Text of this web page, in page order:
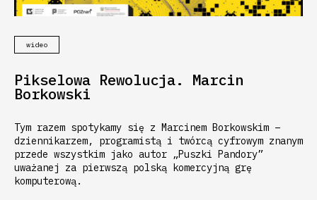
wideo
Pikselowa Rewolucja. Marcin
Borkowski
Tym razem spotykamy się z Marcinem Borkowskim –
dziennikarzem, programistą i twórcą cyfrowym znanym
przede wszystkim jako autor „Puszki Pandory”
uważanej za pierwszą polską komercyjną grę
komputerową.